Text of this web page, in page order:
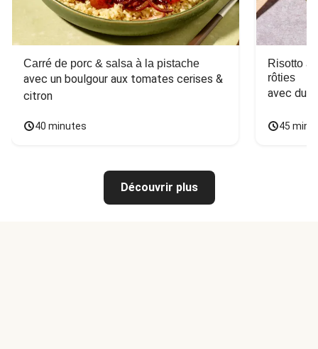
Carré de porc & salsa à la pistache
avec un boulgour aux tomates cerises &
citron
40 minutes
Risotto
rôties
avec du
45
Découvrir plus